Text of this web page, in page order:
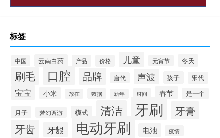
标签
中国 云南白药 产品 价格 儿童 元宵节 冬天
刷毛 口腔 品牌 唐代 声波 孩子 宋代
宝宝 小米 放在 数据 新年 时间 春节 是一个
月子 梦幻西游 模式 清洁 牙刷 牙膏
牙齿 牙龈 电动牙刷 电池 疫情